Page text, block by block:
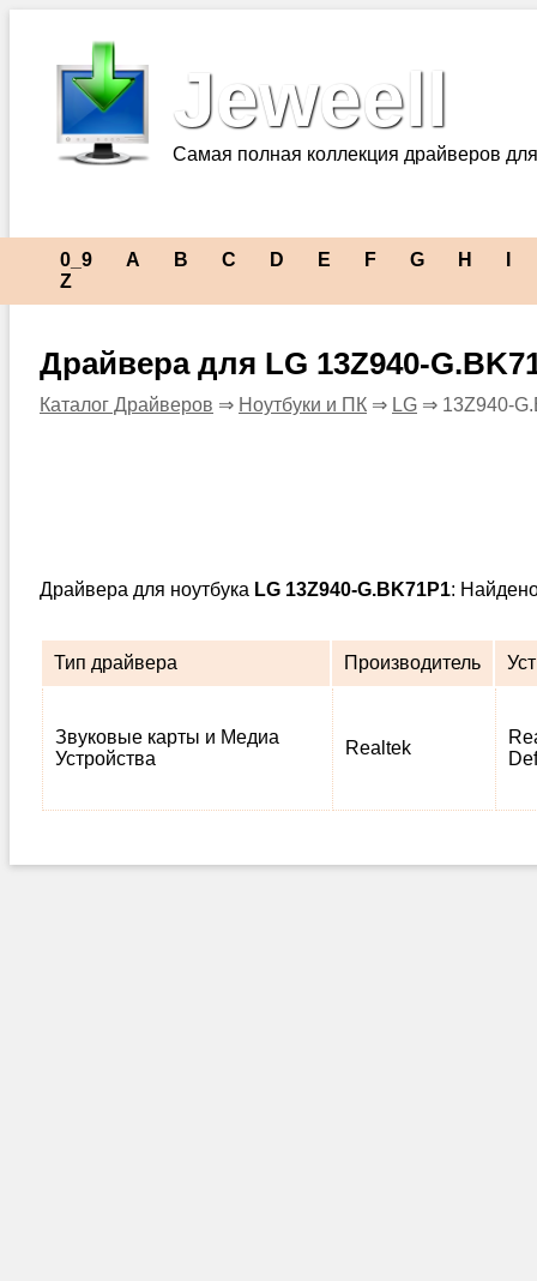
Jeweell
Самая полная коллекция драйверов
0_9 A B C D E F G H
Z
Драйвера для LG 13Z940-
Каталог Драйверов ⇒ Ноутбуки и ПК ⇒ LG ⇒ 13Z940-
Драйвера для ноутбука LG 13Z940-G.BK71P1:
Тип драйвера Производитель
Звуковые карты и Медиа
Устройства
Realtek